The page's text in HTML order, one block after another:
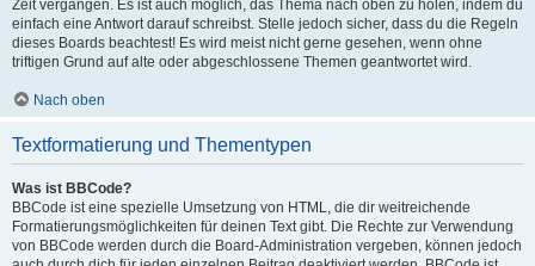
Zeit vergangen. Es ist auch möglich, das Thema nach oben zu holen, indem du
einfach eine Antwort darauf schreibst. Stelle jedoch sicher, dass du die Regeln
dieses Boards beachtest! Es wird meist nicht gerne gesehen, wenn ohne
triftigen Grund auf alte oder abgeschlossene Themen geantwortet wird.
Nach oben
Textformatierung und Thementypen
Was ist BBCode?
BBCode ist eine spezielle Umsetzung von HTML, die dir weitreichende
Formatierungsmöglichkeiten für deinen Text gibt. Die Rechte zur Verwendung
von BBCode werden durch die Board-Administration vergeben, können jedoch